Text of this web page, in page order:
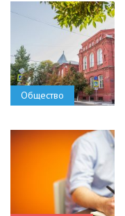
Общество